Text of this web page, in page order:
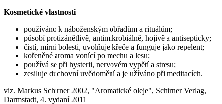
Kosmetické vlastnosti
používáno k náboženským obřadům a rituálům;
působí protizánětlivě, antimikrobiálně, hojivě a antisepticky;
čistí, mírní bolesti, uvolňuje křeče a funguje jako repelent;
kořeněné aroma vonící po mechu a lesu;
používá se při hysterii, nervovém vypětí a stresu;
zesiluje duchovní uvědomění a je užíváno při meditacích.
viz. Markus Schirner 2002, "Aromatické oleje", Schirner Verlag,
Darmstadt, 4. vydaní 2011